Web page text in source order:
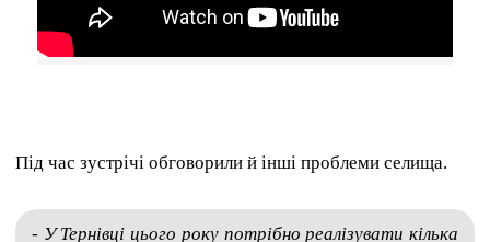
Під час зустрічі обговорили й інші проблеми селища.
- У Тернівці цього року потрібно реалізувати кілька